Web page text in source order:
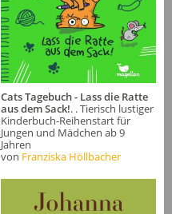
Cats Tagebuch - Lass die Ratte
aus dem Sack!. . Tierisch lustiger
Kinderbuch-Reihenstart für
Jungen und Mädchen ab 9
Jahren
von Franziska Höllbacher